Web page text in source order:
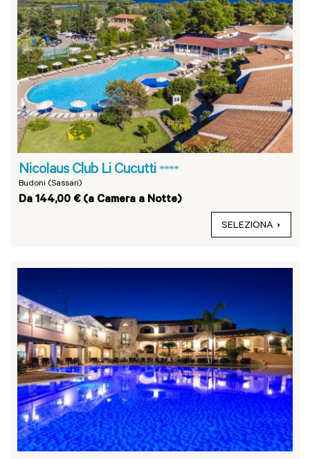
Nicolaus Club Li Cucutti ****
Budoni (Sassari)
Da 144,00 € (a Camera a Notte)
SELEZIONA